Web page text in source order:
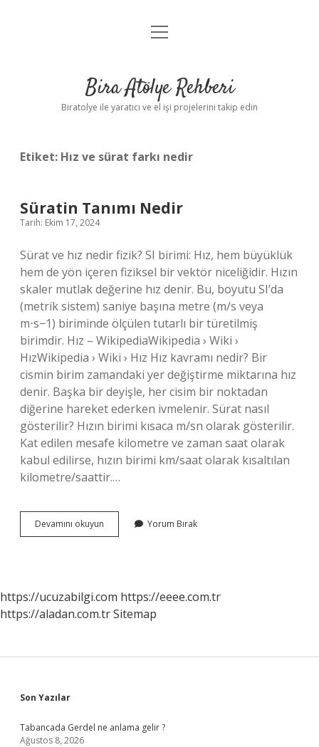
Anasayfa
Yasal Uyarı
menüyü
Bira Atölye Rehberi
Biratolye ile yaratıcı ve el işi projelerini takip edin
Etiket: Hız ve sürat farkı nedir
Süratin Tanımı Nedir
Tarih: Ekim 17, 2024
Sürat ve hız nedir fizik? SI birimi: Hız, hem büyüklük
hem de yön içeren fiziksel bir vektör niceliğidir. Hızın
skaler mutlak değerine hız denir. Bu, boyutu SI’da
(metrik sistem) saniye başına metre (m/s veya
m⋅s−1) biriminde ölçülen tutarlı bir türetilmiş
birimdir. Hız – WikipediaWikipedia › Wiki ›
HızWikipedia › Wiki › Hız Hız kavramı nedir? Bir
cismin birim zamandaki yer değiştirme miktarına hız
denir. Başka bir deyişle, her cisim bir noktadan
diğerine hareket ederken ivmelenir. Sürat nasıl
gösterilir? Hızın birimi kısaca m/sn olarak gösterilir.
Kat edilen mesafe kilometre ve zaman saat olarak
kabul edilirse, hızın birimi km/saat olarak kısaltılan
kilometre/saattir.…
Devamını okuyun
Tanımı
Yorum Bırak
https://ucuzabilgi.com https://eeee.com.tr
https://aladan.com.trSitemap
Sidebar
Son Yazılar
Tabancada Gerdel ne anlama gelir ?
Ağustos 8, 2026